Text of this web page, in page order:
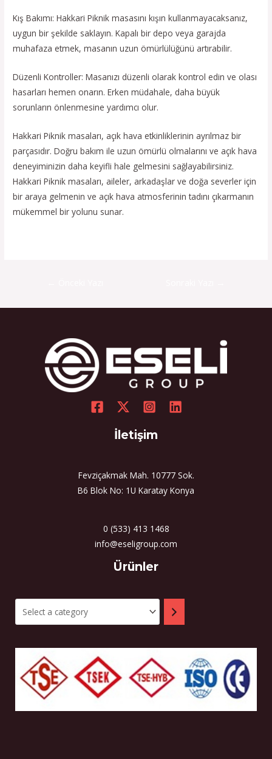
Kış Bakımı: Hakkari Piknik masasını kışın kullanmayacaksanız,
uygun bir şekilde saklayın. Kapalı bir depo veya garajda
muhafaza etmek, masanın uzun ömürlülüğünü artırabilir.
Düzenli Kontroller: Masanızı düzenli olarak kontrol edin ve olası
hasarları hemen onarın. Erken müdahale, daha büyük
sorunların önlenmesine yardımcı olur.
Hakkari Piknik masaları, açık hava etkinliklerinin ayrılmaz bir
parçasıdır. Doğru bakım ile uzun ömürlü olmalarını ve açık hava
deneyiminizin daha keyifli hale gelmesini sağlayabilirsiniz.
Hakkari Piknik masaları, aileler, arkadaşlar ve doğa severler için
bir araya gelmenin ve açık hava atmosferinin tadını çıkarmanın
mükemmel bir yolunu sunar.
İletişim
Fevziçakmak Mah. 10777 Sok.
B6 Blok No: 1U Karatay Konya
0 (533) 413 1468
info@eseligroup.com
Ürünler